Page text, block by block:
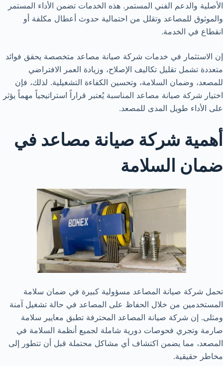
الأصلية والدعم الفني المستمر. هذه الخدمات تضمن الأداء المستمر
والموثوق للمصاعد وتقلل من احتمالية حدوث أعطال مكلفة أو
انقطاع في الخدمة.
إن الاستثمار في خدمات شركة صيانة مصاعد متخصصة يحقق فوائد
متعددة تشمل تقليل تكاليف الإصلاح، وزيادة العمر الافتراضي
للمصعد، وضمان السلامة، وتحسين الكفاءة التشغيلية. لذلك، فإن
اختيار شركة صيانة مصاعد المناسبة يُعتبر قراراً استراتيجياً مهماً يؤثر
على الأداء طويل المدى للمصعد.
أهمية شركة صيانة مصاعد في
ضمان السلامة
تحمل شركة صيانة المصاعد مسؤولية كبيرة في ضمان سلامة
المستخدمين من خلال الحفاظ على المصاعد في حالة تشغيل آمنة
ومثلى. إن شركة صيانة المصاعد المحترفة تطبق معايير سلامة
صارمة وتجري فحوصات دورية شاملة لجميع أنظمة السلامة في
المصعد، مما يضمن اكتشاف أي مشاكل محتملة قبل أن تتطور إلى
مخاطر حقيقية.